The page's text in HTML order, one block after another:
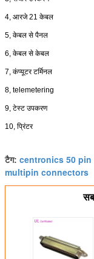
4, आरजे 21 केबल
5, केबल से पैनल
6, केबल से केबल
7, कंप्यूटर टर्मिनल
8, telemetering
9, टेस्ट उपकरण
10, प्रिंटर
टैग: centronics 50
multipin connectors